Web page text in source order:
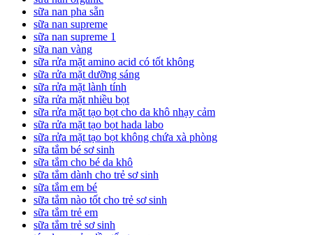
sữa nan pha sẵn
sữa nan supreme
sữa nan supreme 1
sữa nan vàng
sữa rửa mặt amino acid có tốt không
sữa rửa mặt dưỡng sáng
sữa rửa mặt lành tính
sữa rửa mặt nhiều bọt
sữa rửa mặt tạo bọt cho da khô nhạy cảm
sữa rửa mặt tạo bọt hada labo
sữa rửa mặt tạo bọt không chứa xà phòng
sữa tắm bé sơ sinh
sữa tắm cho bé da khô
sữa tắm dành cho trẻ sơ sinh
sữa tắm em bé
sữa tắm nào tốt cho trẻ sơ sinh
sữa tắm trẻ em
sữa tắm trẻ sơ sinh